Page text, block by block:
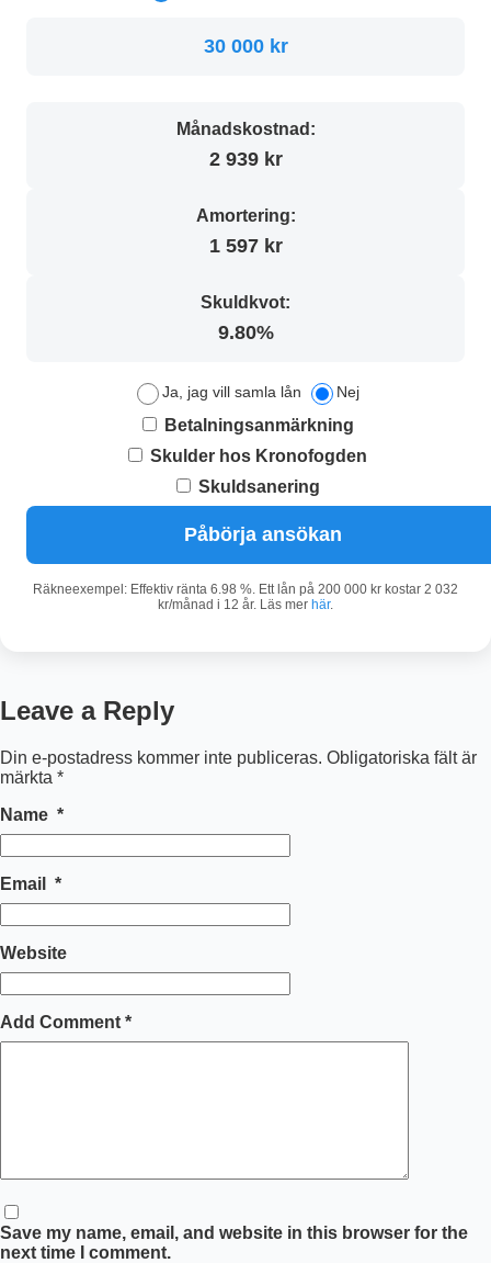
30 000 kr
Månadskostnad:
2 939 kr
Amortering:
1 597 kr
Skuldkvot:
9.80%
Ja, jag vill samla lån Nej
Betalningsanmärkning
Skulder hos Kronofogden
Skuldsanering
Påbörja ansökan
Räkneexempel: Effektiv ränta 6.98 %. Ett lån på 200 000 kr kostar 2 032
kr/månad i 12 år. Läs mer här.
Leave a Reply
Din e-postadress kommer inte publiceras. Obligatoriska fält är
märkta *
Name *
Email *
Website
Add Comment *
Save my name, email, and website in this browser for the
next time I comment.